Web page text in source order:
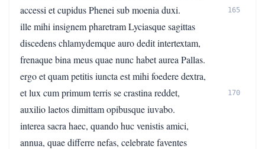
accessi et cupidus Phenei sub moenia duxi.
165
ille mihi insignem pharetram Lyciasque sagittas
discedens chlamydemque auro dedit intertextam,
frenaque bina meus quae nunc habet aurea Pallas.
ergo et quam petitis iuncta est mihi foedere dextra,
et lux cum primum terris se crastina reddet,
170
auxilio laetos dimittam opibusque iuvabo.
interea sacra haec, quando huc venistis amici,
annua, quae differre nefas, celebrate faventes